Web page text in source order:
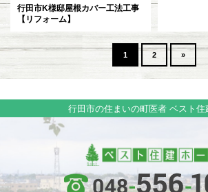
行田市K様邸屋根カバー工法工事
【リフォーム】
1 2 »
行田市の住まいの町医者 ベスト住